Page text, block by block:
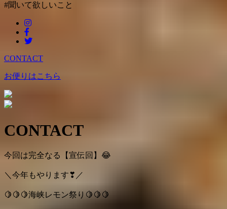
#聞いて欲しいこと
CONTACT
お便りはこちら
CONTACT
今回は完全なる【宣伝回】 😂
＼今年もやります❣ ／
🍋 🍋 🍋海峡レモン祭り 🍋 🍋 🍋